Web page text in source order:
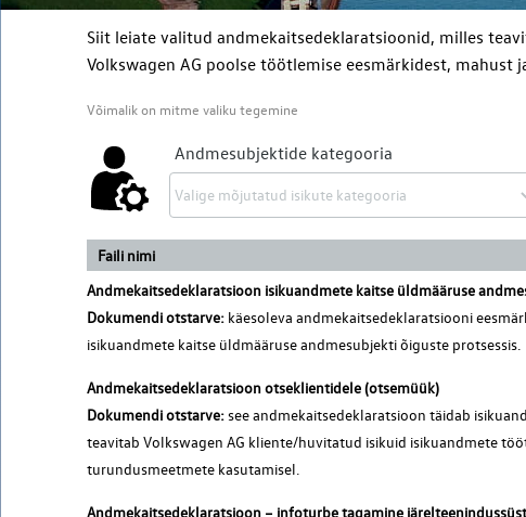
Siit leiate valitud andmekaitsedeklaratsioonid, milles
Volkswagen AG poolse töötlemise eesmärkidest, mahust
Võimalik on mitme valiku tegemine
Andmesubjektide kategooria
Faili nimi
Andmekaitsedeklaratsioon isikuandmete kaitse üldmääruse
Dokumendi otstarve: käesoleva andmekaitsedeklaratsiooni
isikuandmete kaitse üldmääruse andmesubjekti õiguste protsessis.
Andmekaitsedeklaratsioon otseklientidele (otsemüük)
Dokumendi otstarve:see andmekaitsedeklaratsioon täidab
teavitab Volkswagen AG kliente/huvitatud isikuid isikuandmete
turundusmeetmete kasutamisel.
Andmekaitsedeklaratsioon – infoturbe tagamine